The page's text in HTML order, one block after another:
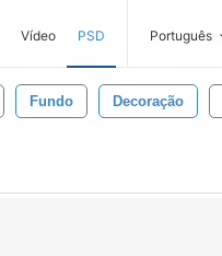
Vídeo PSD Português
Fundo Decoração